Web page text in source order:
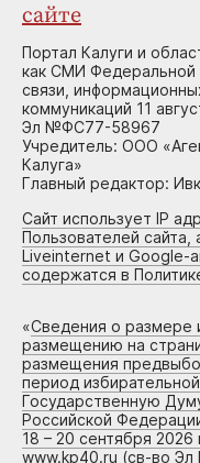
сайте
Портал Калуги и
как СМИ Федеральной
связи,
коммуникаций 11
Эл №ФС77-58967
Учредитель: ООО
Калуга»
Главный редактор:
Сайт использует IP
Пользователей сайта,
Liveinternet и Google-
содержатся в
«Сведения о размере
размещению на
размещения
период
Государственную
Российской
18 – 20 сентября
www.kp40.ru (св-во